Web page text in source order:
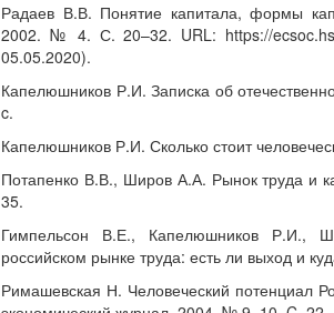
Радаев В.В. Понятие капитала, формы
2002. № 4. С. 20–32. URL: https://
05.05.2020).
Капелюшников Р.И. Записка об
c.
Капелюшников Р.И. Сколько стоит
Потапенко В.В., Широв А.А. Рынок труда и
35.
Гимпельсон В.Е., Капелюшников Р.И.,
российском рынке труда: есть ли выход и
Римашевская Н. Человеческий потенциал